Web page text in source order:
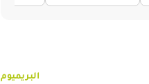
البريميوم